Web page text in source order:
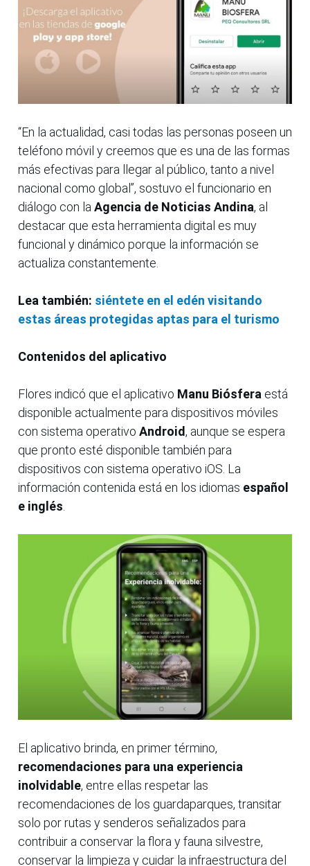
“En la actualidad, casi todas las personas poseen un
teléfono móvil y creemos que es una de las formas
más efectivas para llegar al público, tanto a nivel
nacional como global”, sostuvo el funcionario en
diálogo con la Agencia de Noticias Andina, al
destacar que esta herramienta digital es muy
funcional y dinámico porque la información se
actualiza constantemente.
Lea también: siéntete en el edén visitando
estas áreas protegidas aptas para el turismo
Contenidos del aplicativo
Flores indicó que el aplicativo Manu Biósfera está
disponible actualmente para dispositivos móviles
con sistema operativo Android, aunque se espera
que pronto esté disponible también para
dispositivos con sistema operativo iOS. La
información contenida está en los idiomas español
e inglés
El aplicativo brinda, en primer término,
recomendaciones para una experiencia
inolvidable, entre ellas respetar las
recomendaciones de los guardaparques, transitar
solo por rutas y senderos señalizados para
contribuir a conservar la flora y fauna silvestre,
conservar la limpieza y cuidar la infraestructura del